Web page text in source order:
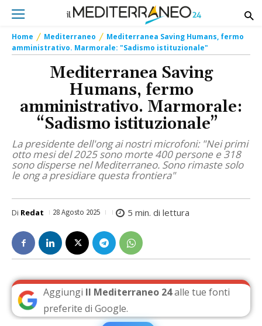
Home Mediterraneo
Mediterranea Saving Humans, fermo
amministrativo. Marmorale: "Sadismo istituzionale"
Mediterranea Saving
Humans, fermo
amministrativo. Marmorale:
“Sadismo istituzionale”
La presidente dell'ong ai nostri microfoni: "Nei primi
otto mesi del 2025 sono morte 400 persone e 318
sono disperse nel Mediterraneo. Sono rimaste solo
le ong a presidiare questa frontiera"
Di Redat 28 Agosto 2025 5 min. di lettura
Aggiungi Il Mediterraneo 24alle tue fonti
preferite di Google.